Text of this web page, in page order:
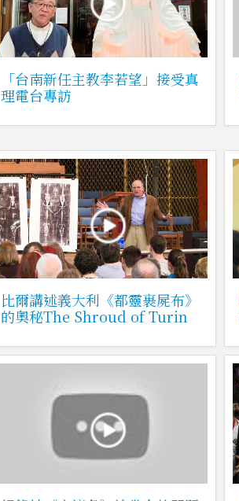
「台南新任主教李若望」接受真
理電台專訪
比爾講述義大利《都靈裹屍布》
的奧秘The Shroud of Turin